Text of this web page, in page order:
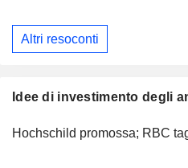
Altri resoconti
Idee di investimento degli
Hochschild promossa; RBC